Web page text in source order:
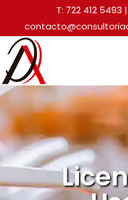
T: 722 412 5493 |